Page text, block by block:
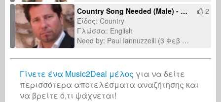
Country Song Needed (Male) - Established Nashville Writer Only - Urgent
Είδος: Country
Γλώσσα: English
Need by: Paul Iannuzzelli (3 Φεβ 2024)
2
Γίνετε ένα Music2Deal μέλος για να δείτε
περισσότερα αποτελέσματα αναζήτησης και
να βρείτε ό,τι ψάχνεται!